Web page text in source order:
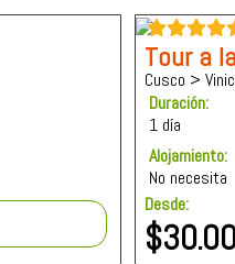
Tour a
Cusco >
Duración:
1 día
Alojamiento:
No necesita
Desde:
$